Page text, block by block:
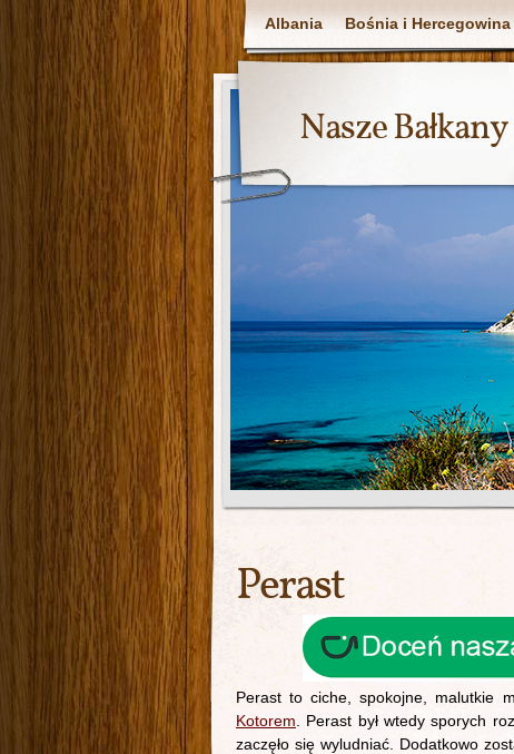
Albania Bośnia i Hercegowina
Nasze Bałkany
Perast
Perast to ciche, spokojne, malutkie
Kotorem . Perast był wtedy sporych
zaczęło się wyludniać. Dodatkowo